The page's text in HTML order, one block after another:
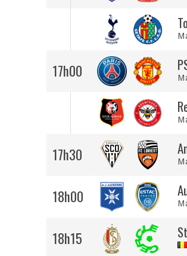
17h00
17h30
18h00
18h15